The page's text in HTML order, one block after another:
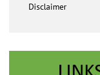
Disclaimer